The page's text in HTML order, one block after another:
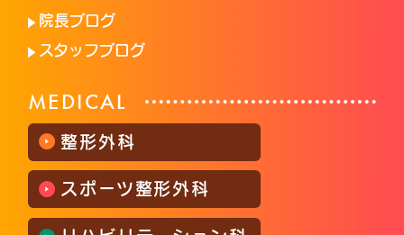
院長ブログ
スタッフブログ
MEDICAL
整形外科
スポーツ整形外科